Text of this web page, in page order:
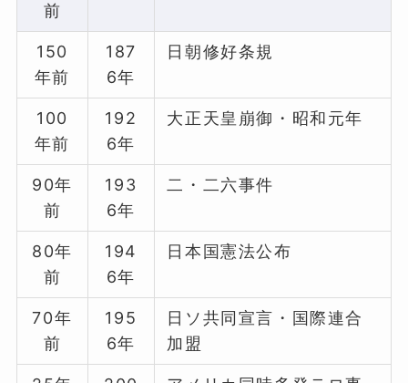
前
150
年前
187
6年
日朝修好条規
100
年前
192
6年
大正天皇崩御・昭和元年
90年
前
193
6年
二・二六事件
80年
前
194
6年
日本国憲法公布
70年
前
195
6年
日ソ共同宣言・国際連合
加盟